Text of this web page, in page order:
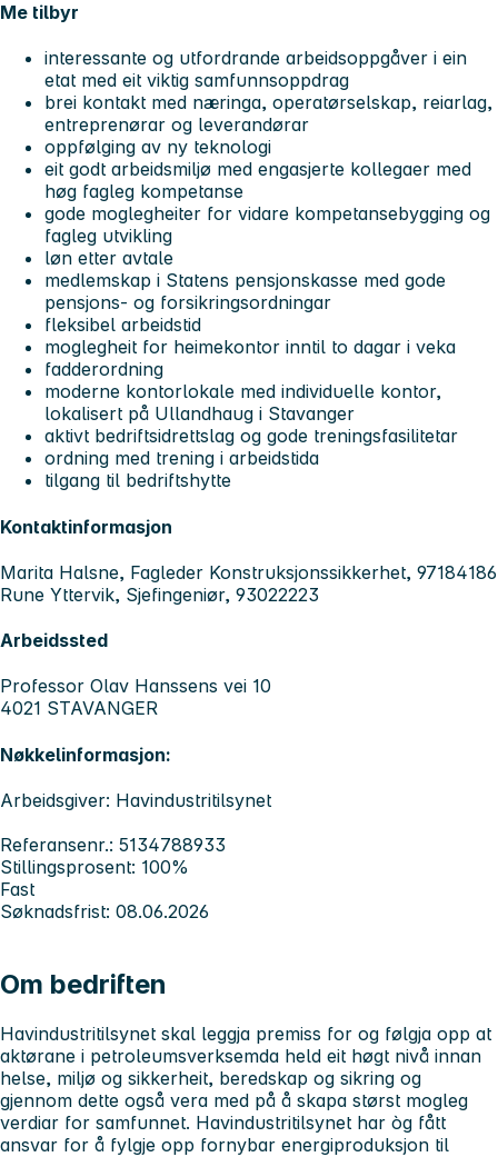
Me tilbyr
interessante og utfordrande arbeidsoppgåver i ein
etat med eit viktig samfunnsoppdrag
brei kontakt med næringa, operatørselskap, reiarlag,
entreprenørar og leverandørar
oppfølging av ny teknologi
eit godt arbeidsmiljø med engasjerte kollegaer med
høg fagleg kompetanse
gode moglegheiter for vidare kompetansebygging og
fagleg utvikling
løn etter avtale
medlemskap i Statens pensjonskasse med gode
pensjons- og forsikringsordningar
fleksibel arbeidstid
moglegheit for heimekontor inntil to dagar i veka
fadderordning
moderne kontorlokale med individuelle kontor,
lokalisert på Ullandhaug i Stavanger
aktivt bedriftsidrettslag og gode treningsfasilitetar
ordning med trening i arbeidstida
tilgang til bedriftshytte
Kontaktinformasjon
Marita Halsne, Fagleder Konstruksjonssikkerhet, 97184186
Rune Yttervik, Sjefingeniør, 93022223
Arbeidssted
Professor Olav Hanssens vei 10
4021 STAVANGER
Nøkkelinformasjon:
Arbeidsgiver: Havindustritilsynet
Referansenr.: 5134788933
Stillingsprosent: 100%
Fast
Søknadsfrist: 08.06.2026
Om bedriften
Havindustritilsynet skal leggja premiss for og følgja opp at
aktørane i petroleumsverksemda held eit høgt nivå innan
helse, miljø og sikkerheit, beredskap og sikring og
gjennom dette også vera med på å skapa størst mogleg
verdiar for samfunnet. Havindustritilsynet har òg fått
ansvar for å fylgje opp fornybar energiproduksjon til